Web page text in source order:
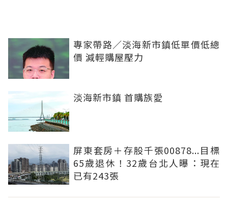
專家帶路／淡海新市鎮低單價低總
價 減輕購屋壓力
淡海新市鎮 首購族愛
屏東套房＋存股千張00878...目標
65歲退休！32歲台北人曝：現在
已有243張